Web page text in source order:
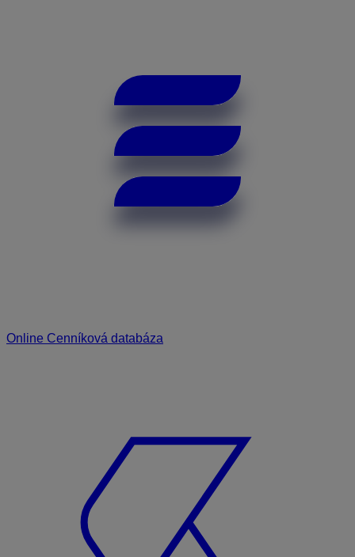
Online Cenníková databáza